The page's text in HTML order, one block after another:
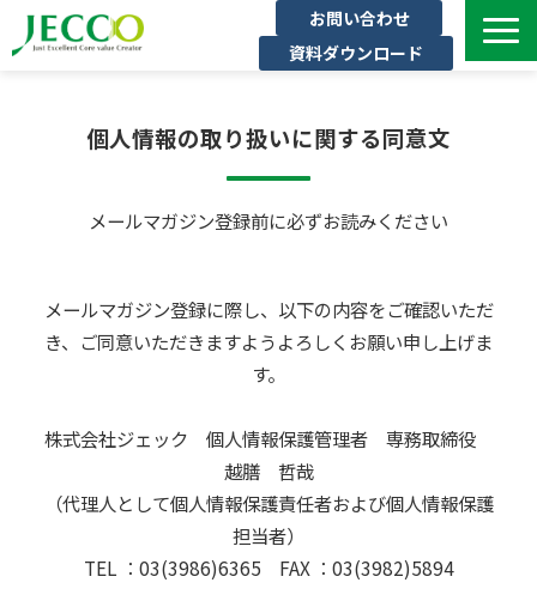
お問い合わせ
資料ダウンロード
ジェックについて
インタビュー
セミナー・イベント一覧
コラム
よくある質問
個人情報の取り扱いに関する同意文
メールマガジン登録前に必ずお読みください
メールマガジン登録に際し、以下の内容をご確認いただ
き、ご同意いただきますようよろしくお願い申し上げま
す。
株式会社ジェック 個人情報保護管理者 専務取締役
越膳 哲哉
（代理人として個人情報保護責任者および個人情報保護
担当者）
TEL ：03(3986)6365 FAX ：03(3982)5894